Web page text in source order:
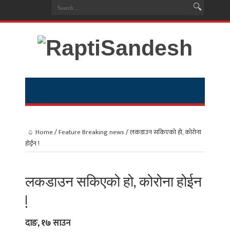
Home/Feature Breaking news/लकडाउन सकिएको हो, कोरोना
होईन !
लकडाउन सकिएको हो, कोरोना होईन
!
दाङ, १७ साउन